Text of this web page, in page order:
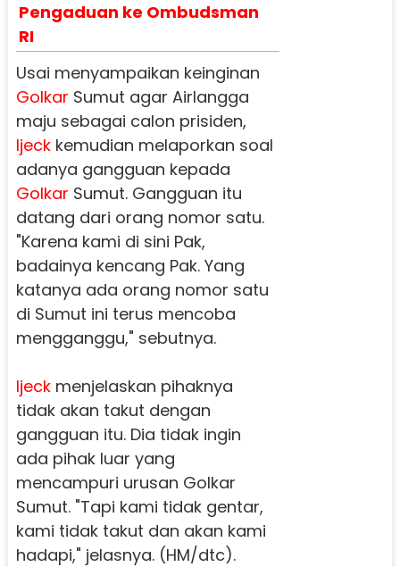
Pengaduan ke Ombudsman
RI
Usai menyampaikan keinginan
Golkar Sumut agar Airlangga
maju sebagai calon prisiden,
Ijeckkemudian melaporkan soal
adanya gangguan kepada
Golkar Sumut. Gangguan itu
datang dari orang nomor satu.
"Karena kami di sini Pak,
badainya kencang Pak. Yang
katanya ada orang nomor satu
di Sumut ini terus mencoba
mengganggu," sebutnya.
Ijeckmenjelaskan pihaknya
tidak akan takut dengan
gangguan itu. Dia tidak ingin
ada pihak luar yang
mencampuri urusan Golkar
Sumut. "Tapi kami tidak gentar,
kami tidak takut dan akan kami
hadapi," jelasnya. (HM/dtc).